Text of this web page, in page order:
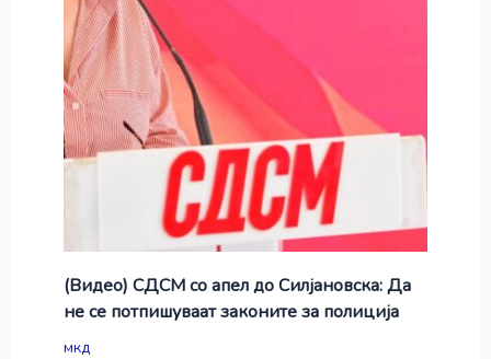
(Видео) СДСМ со апел до Силјановска: Да
не се потпишуваат законите за полиција
мкд